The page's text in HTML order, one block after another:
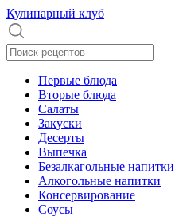
Кулинарный клуб
Первые блюда
Вторые блюда
Салаты
Закуски
Десерты
Выпечка
Безалкагольные напитки
Алкогольные напитки
Консервирование
Соусы